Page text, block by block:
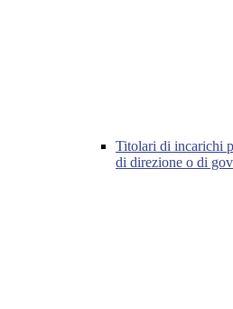
Titolari di incarichi
di direzione o di